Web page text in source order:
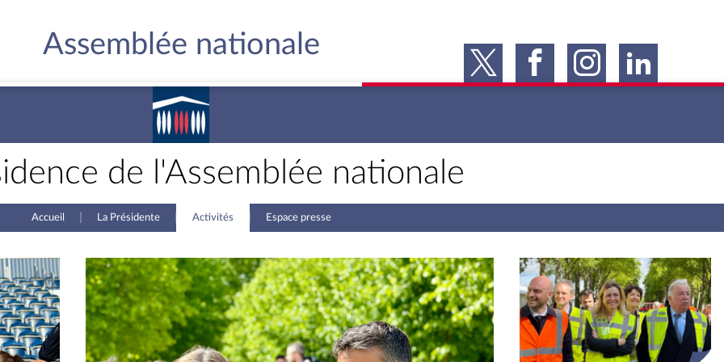
Assemblée nationale
de l'Assemblée nationale
Accueil La Présidente Activités Espace presse